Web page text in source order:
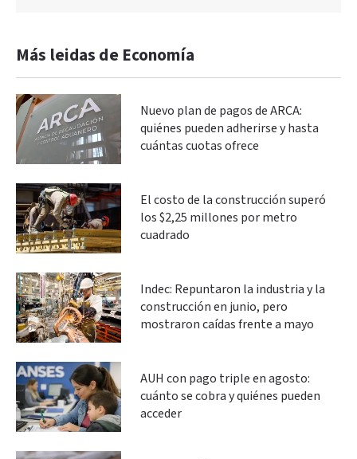
Más leidas de Economía
Nuevo plan de pagos de ARCA:
quiénes pueden adherirse y hasta
cuántas cuotas ofrece
El costo de la construcción superó
los $2,25 millones por metro
cuadrado
Indec: Repuntaron la industria y la
construcción en junio, pero
mostraron caídas frente a mayo
AUH con pago triple en agosto:
cuánto se cobra y quiénes pueden
acceder